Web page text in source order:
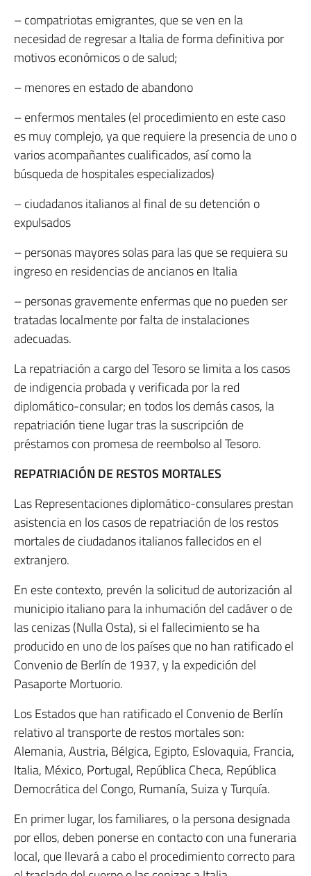
– compatriotas emigrantes, que se ven en la
necesidad de regresar a Italia de forma definitiva por
motivos económicos o de salud;
– menores en estado de abandono
– enfermos mentales (el procedimiento en este caso
es muy complejo, ya que requiere la presencia de uno o
varios acompañantes cualificados, así como la
búsqueda de hospitales especializados)
– ciudadanos italianos al final de su detención o
expulsados
– personas mayores solas para las que se requiera su
ingreso en residencias de ancianos en Italia
– personas gravemente enfermas que no pueden ser
tratadas localmente por falta de instalaciones
adecuadas.
La repatriación a cargo del Tesoro se limita a los casos
de indigencia probada y verificada por la red
diplomático-consular; en todos los demás casos, la
repatriación tiene lugar tras la suscripción de
préstamos con promesa de reembolso al Tesoro.
REPATRIACIÓN DE RESTOS MORTALES
Las Representaciones diplomático-consulares prestan
asistencia en los casos de repatriación de los restos
mortales de ciudadanos italianos fallecidos en el
extranjero.
En este contexto, prevén la solicitud de autorización al
municipio italiano para la inhumación del cadáver o de
las cenizas (Nulla Osta), si el fallecimiento se ha
producido en uno de los países que no han ratificado el
Convenio de Berlín de 1937, y la expedición del
Pasaporte Mortuorio.
Los Estados que han ratificado el Convenio de Berlín
relativo al transporte de restos mortales son:
Alemania, Austria, Bélgica, Egipto, Eslovaquia, Francia,
Italia, México, Portugal, República Checa, República
Democrática del Congo, Rumanía, Suiza y Turquía.
En primer lugar, los familiares, o la persona designada
por ellos, deben ponerse en contacto con una funeraria
local, que llevará a cabo el procedimiento correcto para